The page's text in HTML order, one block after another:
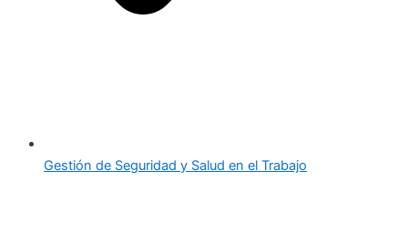
Gestión de Seguridad y Salud en el Trabajo